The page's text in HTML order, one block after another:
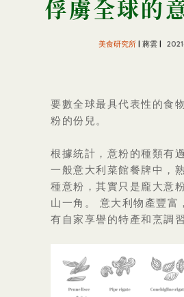
俘虜全球的
美食研究所| 蔣雲 |
要數全球最具代表性的食
粉的份兒。
根據統計，意粉的種類有
一般意大利菜館餐牌中，
種意粉，其實只是龐大意
山一角。 意大利物產豐富
有自家享譽的特產和烹調習